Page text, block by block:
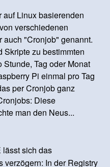
auf Linux basierenden
verschiedenen
"Cronjob" genannt.
Skripte zu bestimmten
Tag oder Monat
Pi einmal pro Tag
per Cronjob ganz
Diese
man den Neus...
sich das
verzögern: In der Registry